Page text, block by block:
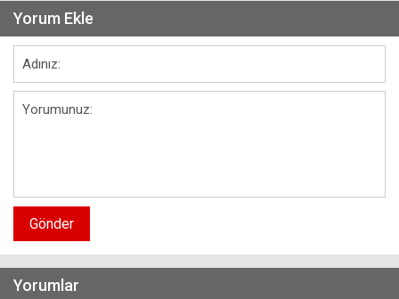
Yorum Ekle
Gönder
Yorumlar